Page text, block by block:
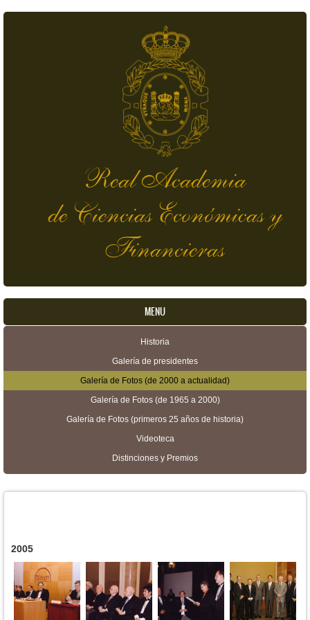
Real Academia
de Ciencias Económicas y
Financieras
MENU
Historia
Galería de presidentes
Galería de Fotos (de 2000 a actualidad)
Galería de Fotos (de 1965 a 2000)
Galería de Fotos (primeros 25 años de historia)
Videoteca
Distinciones y Premios
2005